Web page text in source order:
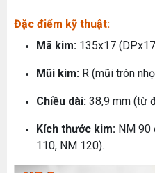
Đặc điểm kỹ thuật:
Mã kim: 135x17
Mũi kim: R (mũi tròn
Chiều dài: 38,9 mm (từ
Kích thước kim: NM 90
110, NM 120).